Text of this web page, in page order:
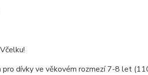
pro dívky ve věkovém rozmezí 7-8 let